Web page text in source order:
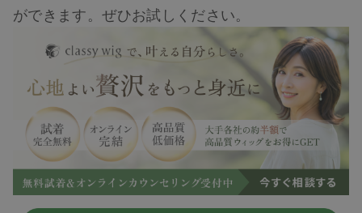
ができます。ぜひお試しください。